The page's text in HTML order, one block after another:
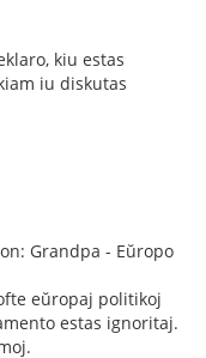
kiu estas
iu diskutas
Grandpa - Eŭropo
eŭropaj politikoj
estas ignoritaj.